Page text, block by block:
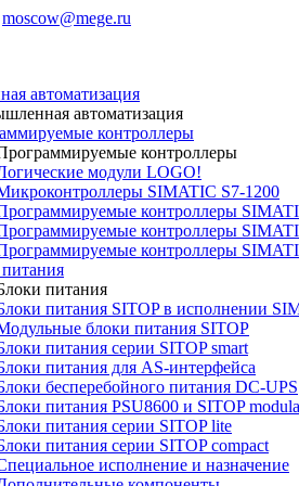
moscow@mege.ru
автоматизация
автоматизация
контроллеры
контроллеры
модули LOGO!
SIMATIC S7-1200
контроллеры
контроллеры
контроллеры
питания
питания SITOP в исполнении
блоки питания SITOP
питания серии SITOP smart
питания для AS-интерфейса
бесперебойного питания DC-UPS
питания PSU8600 и SITOP
питания серии SITOP lite
питания серии SITOP compact
исполнение и назначение